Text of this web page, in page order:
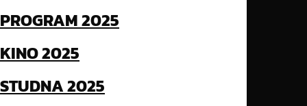
PROGRAM 2025
KINO 2025
STUDNA 2025